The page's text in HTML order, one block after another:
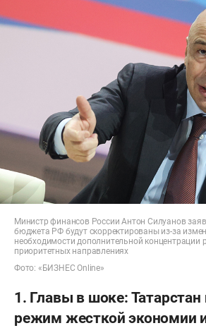
Министр финансов России Антон Силуанов
бюджета РФ будут скорректированы из-за
необходимости дополнительной концентрации
приоритетных направлениях
Фото: «БИЗНЕС Online»
1. Главы в шоке:
режим жесткой экономии